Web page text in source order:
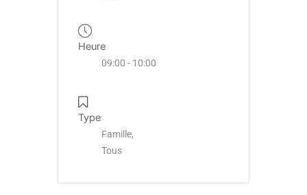
Heure
09:00 - 10:00
Type
Famille,
Tous